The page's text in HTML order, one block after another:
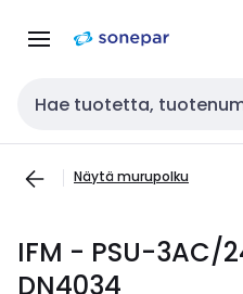
navigointiinsisältöön
Haku
Näytä murupolku
IFM - PSU-3AC/
DN4034